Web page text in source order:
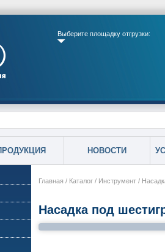
Выберите площадку отгрузки:
НОВОСТИ
Главная / Каталог / Инструмент /
Насадка под